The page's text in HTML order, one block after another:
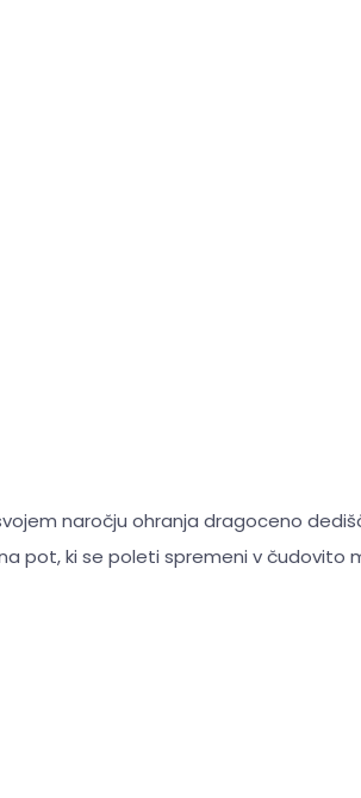
naročju ohranja dragoceno
pot, ki se poleti spremeni v čudovito